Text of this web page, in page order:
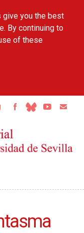
you the best
By continuing to
of these